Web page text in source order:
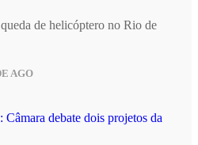
de helicóptero no Rio de
AGO